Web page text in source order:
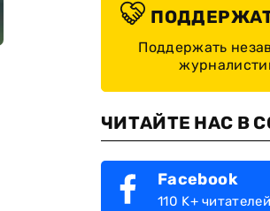
Поддержать
ЧИТАЙТЕ НАС В
Facebook
110 K+ читателей